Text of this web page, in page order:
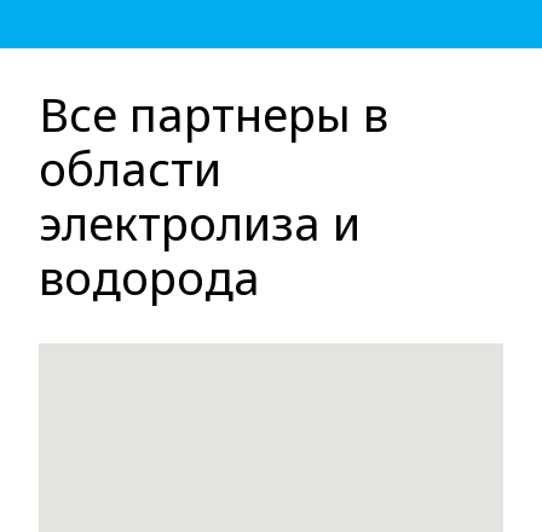
Все партнеры в
области
электролиза и
водорода